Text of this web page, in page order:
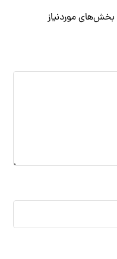
بخش‌های موردنیاز